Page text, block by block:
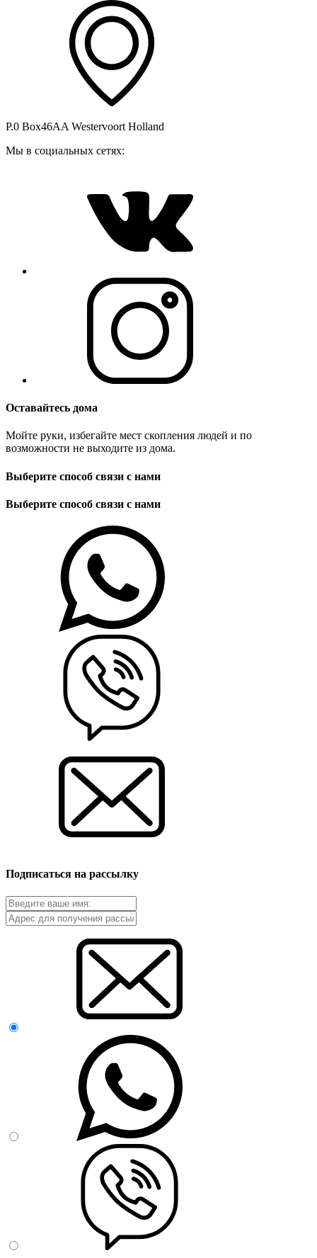
P.0 Box46AA Westervoort Holland
Мы в социальных сетях:
Оставайтесь дома
Мойте руки, избегайте мест скопления людей и по
возможности не выходите из дома.
Выберите способ связи с нами
Выберите способ связи с нами
Подписаться на рассылку